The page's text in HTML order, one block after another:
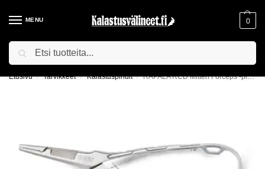
MENU 0
ILMAINEN TOIMITUS YLI 75€ TILAUKSILLE!
Etusivu / Tarvikkeet / Kalastuspihdit / RAPALA RCD Mitten Forceps -pihdit